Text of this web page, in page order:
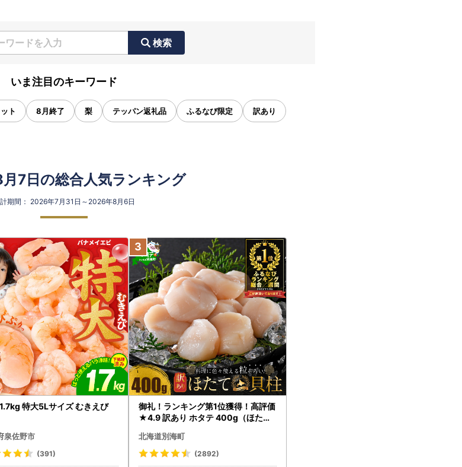
検索
いま注目のキーワード
ト 8月終了 梨 テッパン返礼品 ふるなび限定 訳あり
7日の総合人気ランキング
期間： 2026年7月31日～2026年8月6日
特大5Lサイズ むきえび
泉佐野市
(391)
御礼！ランキング第1位獲得！高評価
★4.9 訳あり ホタテ 400g（ほたて
北海道別海町
(2892)